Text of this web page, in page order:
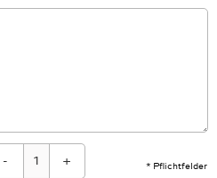
* Pflichtfelder
- +